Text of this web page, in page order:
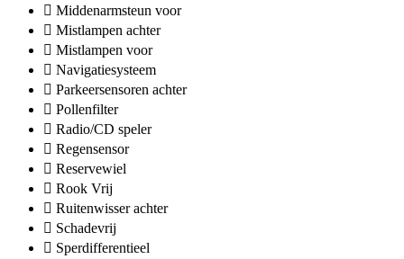
Middenarmsteun voor
Mistlampen achter
Mistlampen voor
Navigatiesysteem
Parkeersensoren achter
Pollenfilter
Radio/CD speler
Regensensor
Reservewiel
Rook Vrij
Ruitenwisser achter
Schadevrij
Sperdifferentieel